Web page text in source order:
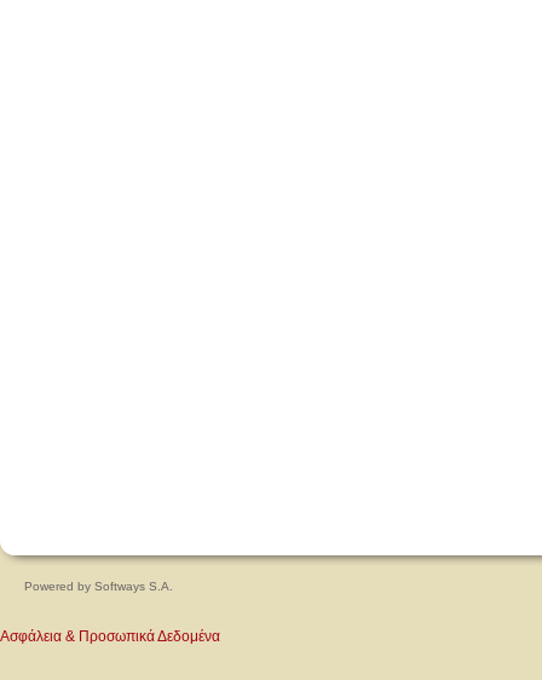
Powered by Softways S.A.
Ασφάλεια & Προσωπικά Δεδομένα